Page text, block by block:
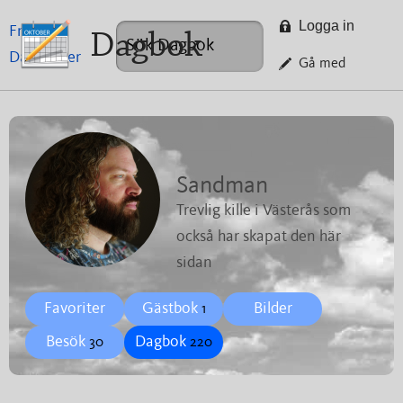
Dagbok
Framsida
Dagböcker
Logga in
Gå med
Sandman
Trevlig kille i Västerås som
också har skapat den här
sidan
Favoriter Gästbok 1 Bilder
Besök 30 Dagbok 220